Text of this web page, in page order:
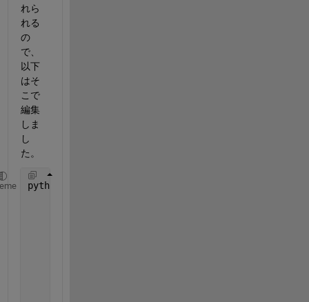
れら
れる
の
で、
以下
はそ
こで
編集
しま
し
た。
pythonCode = [